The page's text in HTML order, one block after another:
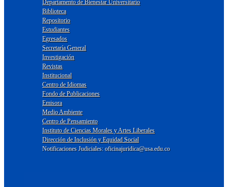
Departamento de Bienestar Universitario
Biblioteca
Repositorio
Estudiantes
Egresados
Secretaría General
Investigación
Revistas
Institucional
Centro de Idiomas
Fondo de Publicaciones
Emisora
Medio Ambiente
Centro de Pensamiento
Instituto de Ciencias Morales y Artes Liberales
Dirección de Inclusión y Equidad Social
Notificaciones Judiciales: oficinajuridica@usa.edu.co